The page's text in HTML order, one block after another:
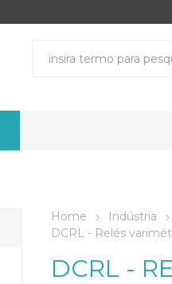
Home Indústria
DCRL - Relés
DCRL -